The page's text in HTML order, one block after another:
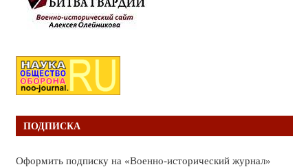
ПОДПИСКА
Оформить подписку на «Военно-исторический журнал»